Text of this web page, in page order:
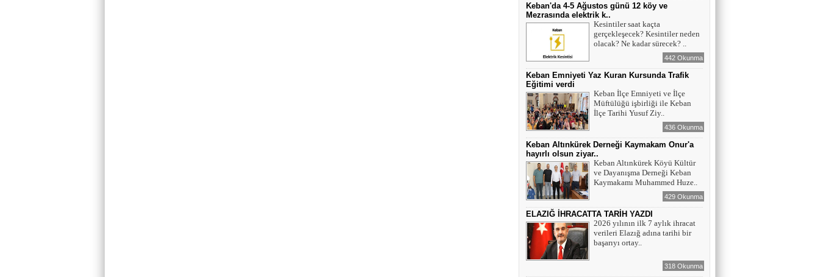
Keban'da 4-5 Ağustos günü 12 köy ve
Mezrasında elektrik k..
Kesintiler saat kaçta
gerçekleşecek? Kesintiler neden
olacak? Ne kadar sürecek? ..
442 Okunma
Keban Emniyeti Yaz Kuran Kursunda Trafik
Eğitimi verdi
Keban İlçe Emniyeti ve İlçe
Müftülüğü işbirliği ile Keban
İlçe Tarihi Yusuf Ziy..
436 Okunma
Keban Altınkürek Derneği Kaymakam Onur'a
hayırlı olsun ziyar..
Keban Altınkürek Köyü Kültür
ve Dayanışma Derneği Keban
Kaymakamı Muhammed Huze..
429 Okunma
ELAZIĞ İHRACATTA TARİH YAZDI
2026 yılının ilk 7 aylık ihracat
verileri Elazığ adına tarihi bir
başarıyı ortay..
318 Okunma